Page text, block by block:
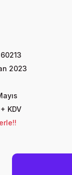
2023
KDV